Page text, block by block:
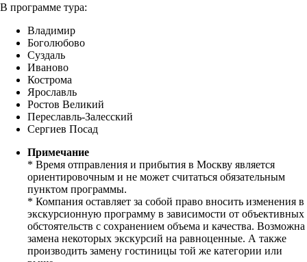
В программе тура:
Владимир
Боголюбово
Суздаль
Иваново
Кострома
Ярославль
Ростов Великий
Переславль-Залесский
Сергиев Посад
Примечание
* Время отправления и прибытия в Москву является
ориентировочным и не может считаться обязательным
пунктом программы.
* Компания оставляет за собой право вносить изменения в
экскурсионную программу в зависимости от объективных
обстоятельств с сохранением объема и качества. Возможна
замена некоторых экскурсий на равноценные. А также
производить замену гостиницы той же категории или